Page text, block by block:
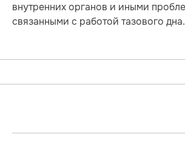
внутренних органов и иными
связанными с работой тазового дна.